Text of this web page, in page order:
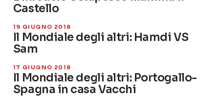
Castello
19 GIUGNO 2018
Il Mondiale degli altri: Hamdi VS
Sam
17 GIUGNO 2018
Il Mondiale degli altri: Portogallo-
Spagna in casa Vacchi